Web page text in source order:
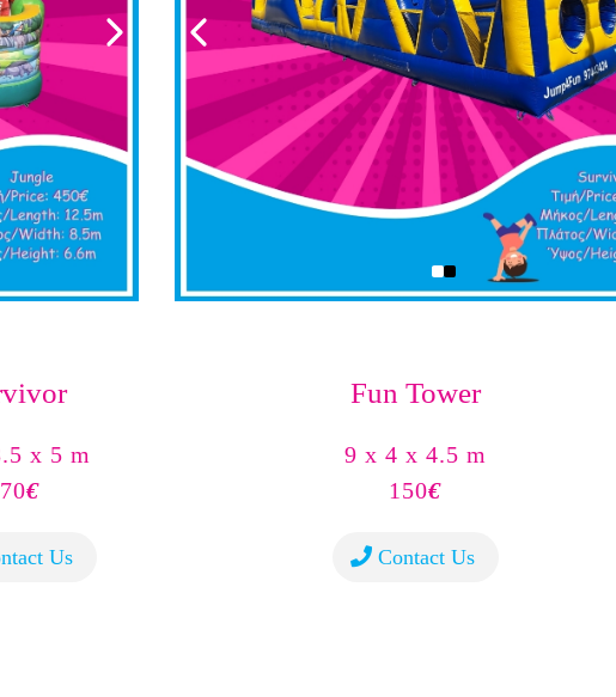
x 5 m
€
Us
Fun Tower
9 x 4 x 4.5 m
150€
Contact Us